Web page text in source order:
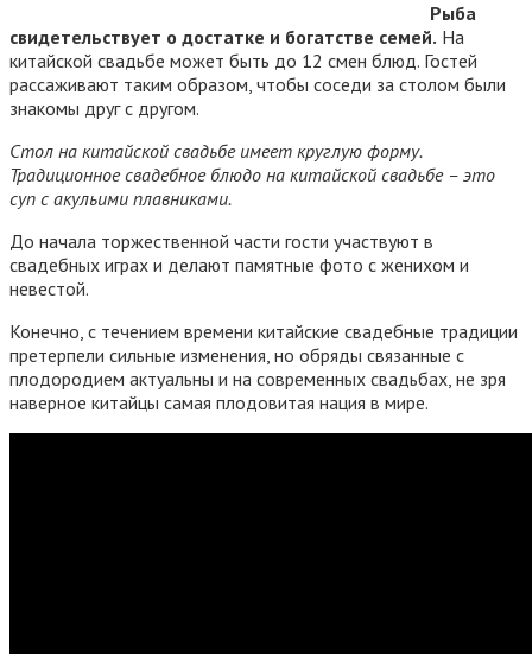
Рыба
свидетельствует о достатке и богатстве семей. На
китайской свадьбе может быть до 12 смен блюд. Гостей
рассаживают таким образом, чтобы соседи за столом были
знакомы друг с другом.
Стол на китайской свадьбе имеет круглую форму.
Традиционное свадебное блюдо на китайской свадьбе – это
суп с акульими плавниками.
До начала торжественной части гости участвуют в
свадебных играх и делают памятные фото с женихом и
невестой.
Конечно, с течением времени китайские свадебные традиции
претерпели сильные изменения, но обряды связанные с
плодородием актуальны и на современных свадьбах, не зря
наверное китайцы самая плодовитая нация в мире.